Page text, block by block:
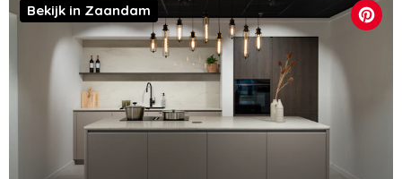
Bekijk in Zaandam